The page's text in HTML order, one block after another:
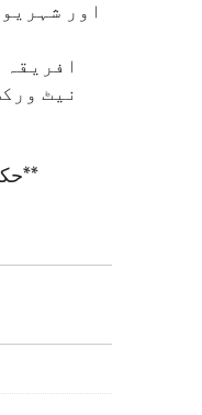
اور
نیٹ
حکومتِ امریکہ کے نکتۂ نظر کا ترجمان اداریہ جو وائس آف امریکہ سے نشر کیا گیا**